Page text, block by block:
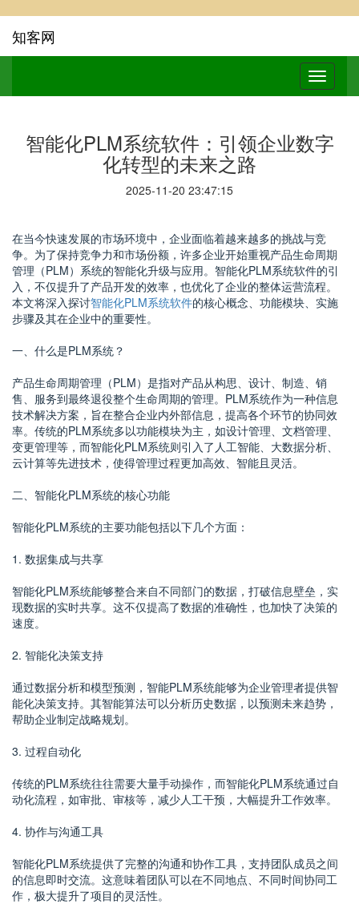
知客网
智能化PLM系统软件：引领企业数字
化转型的未来之路
2025-11-20 23:47:15
在当今快速发展的市场环境中，企业面临着越来越多的挑战与竞
争。为了保持竞争力和市场份额，许多企业开始重视产品生命周期
管理（PLM）系统的智能化升级与应用。智能化PLM系统软件的引
入，不仅提升了产品开发的效率，也优化了企业的整体运营流程。
本文将深入探讨智能化PLM系统软件的核心概念、功能模块、实施
步骤及其在企业中的重要性。
一、什么是PLM系统？
产品生命周期管理（PLM）是指对产品从构思、设计、制造、销
售、服务到最终退役整个生命周期的管理。PLM系统作为一种信息
技术解决方案，旨在整合企业内外部信息，提高各个环节的协同效
率。传统的PLM系统多以功能模块为主，如设计管理、文档管理、
变更管理等，而智能化PLM系统则引入了人工智能、大数据分析、
云计算等先进技术，使得管理过程更加高效、智能且灵活。
二、智能化PLM系统的核心功能
智能化PLM系统的主要功能包括以下几个方面：
1. 数据集成与共享
智能化PLM系统能够整合来自不同部门的数据，打破信息壁垒，实
现数据的实时共享。这不仅提高了数据的准确性，也加快了决策的
速度。
2. 智能化决策支持
通过数据分析和模型预测，智能PLM系统能够为企业管理者提供智
能化决策支持。其智能算法可以分析历史数据，以预测未来趋势，
帮助企业制定战略规划。
3. 过程自动化
传统的PLM系统往往需要大量手动操作，而智能化PLM系统通过自
动化流程，如审批、审核等，减少人工干预，大幅提升工作效率。
4. 协作与沟通工具
智能化PLM系统提供了完整的沟通和协作工具，支持团队成员之间
的信息即时交流。这意味着团队可以在不同地点、不同时间协同工
作，极大提升了项目的灵活性。